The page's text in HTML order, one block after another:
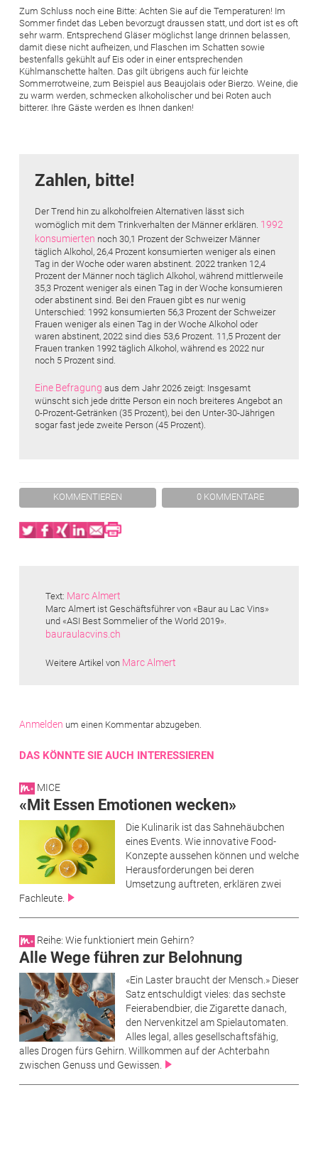
Zum Schluss noch eine Bitte: Achten Sie auf die Temperaturen! Im
Sommer findet das Leben bevorzugt draussen statt, und dort ist es oft
sehr warm. Entsprechend Gläser möglichst lange drinnen belassen,
damit diese nicht aufheizen, und Flaschen im Schatten sowie
bestenfalls gekühlt auf Eis oder in einer entsprechenden
Kühlmanschette halten. Das gilt übrigens auch für leichte
Sommerrotweine, zum Beispiel aus Beaujolais oder Bierzo. Weine, die
zu warm werden, schmecken alkoholischer und bei Roten auch
bitterer. Ihre Gäste werden es Ihnen danken!
Zahlen, bitte!
Der Trend hin zu alkoholfreien Alternativen lässt sich
womöglich mit dem Trinkverhalten der Männer erklären. 1992
konsumierten noch 30,1 Prozent der Schweizer Männer
täglich Alkohol, 26,4 Prozent konsumierten weniger als einen
Tag in der Woche oder waren abstinent. 2022 tranken 12,4
Prozent der Männer noch täglich Alkohol, während mittlerweile
35,3 Prozent weniger als einen Tag in der Woche konsumieren
oder abstinent sind. Bei den Frauen gibt es nur wenig
Unterschied: 1992 konsumierten 56,3 Prozent der Schweizer
Frauen weniger als einen Tag in der Woche Alkohol oder
waren abstinent, 2022 sind dies 53,6 Prozent. 11,5 Prozent der
Frauen tranken 1992 täglich Alkohol, während es 2022 nur
noch 5 Prozent sind.
Eine Befragung aus dem Jahr 2026 zeigt: Insgesamt
wünscht sich jede dritte Person ein noch breiteres Angebot an
0-Prozent-Getränken (35 Prozent), bei den Unter-30-Jährigen
sogar fast jede zweite Person (45 Prozent).
KOMMENTIEREN 0 KOMMENTARE
Twitter
Facebook
XING
LinkedIn
Email
Print
Text: Marc Almert
Marc Almert ist Geschäftsführer von «Baur au Lac Vins»
und «ASI Best Sommelier of the World 2019».
bauraulacvins.ch
Weitere Artikel von Marc Almert
Anmelden um einen Kommentar abzugeben.
DAS KÖNNTE SIE AUCH INTERESSIEREN
MICE
«Mit Essen Emotionen wecken»
Die Kulinarik ist das Sahnehäubchen
eines Events. Wie innovative Food-
Konzepte aussehen können und welche
Herausforderungen bei deren
Umsetzung auftreten, erklären zwei
Fachleute.
Reihe: Wie funktioniert mein Gehirn?
Alle Wege führen zur Belohnung
«Ein Laster braucht der Mensch.» Dieser
Satz entschuldigt vieles: das sechste
Feierabendbier, die Zigarette danach,
den Nervenkitzel am Spielautomaten.
Alles legal, alles gesellschaftsfähig,
alles Drogen fürs Gehirn. Willkommen auf der Achterbahn
zwischen Genuss und Gewissen.